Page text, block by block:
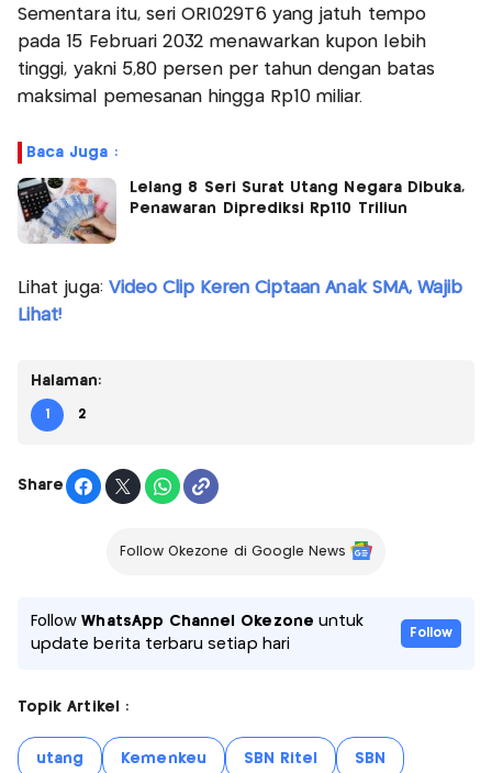
Sementara itu, seri ORI029T6 yang jatuh tempo
pada 15 Februari 2032 menawarkan kupon lebih
tinggi, yakni 5,80 persen per tahun dengan batas
maksimal pemesanan hingga Rp10 miliar.
Baca Juga :
Lelang 8 Seri Surat Utang Negara Dibuka,
Penawaran Diprediksi Rp110 Triliun
Lihat juga: Video Clip Keren Ciptaan Anak SMA, Wajib
Lihat!
Halaman:
1 2
Share
Follow Okezone di Google News
FollowWhatsApp Channel Okezone untuk
update berita terbaru setiap hari
Follow
Topik Artikel :
utang Kemenkeu SBN Ritel SBN